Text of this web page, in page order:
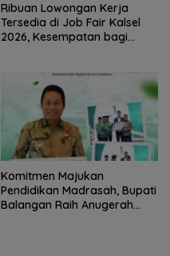
Ribuan Lowongan Kerja
Tersedia di Job Fair Kalsel
2026, Kesempatan bagi
Komitmen Majukan
Pendidikan Madrasah, Bupati
Balangan Raih Anugerah